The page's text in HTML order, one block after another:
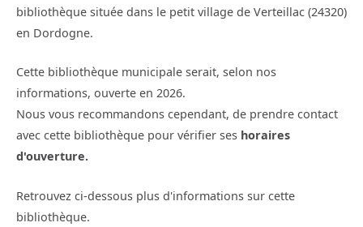
bibliothèque située dans le petit village de Verteillac (24320)
en Dordogne.
Cette bibliothèque municipale serait, selon nos
informations, ouverte en 2026.
Nous vous recommandons cependant, de prendre contact
avec cette bibliothèque pour vérifier ses horaires
d'ouverture.
Retrouvez ci-dessous plus d'informations sur cette
bibliothèque.